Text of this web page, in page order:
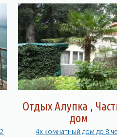
Отдых Алупка ,
дом
4х комнатный дом до 8